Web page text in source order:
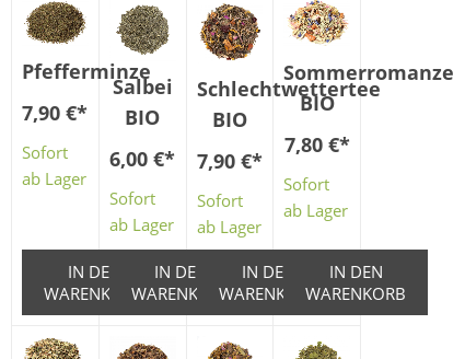
Pfefferminze
7,90 €*
Sofort
ab Lager
IN DEN
WARENKORB
Salbei
BIO
6,00 €*
Sofort
ab Lager
IN DEN
WARENKORB
Schlechtwettertee
BIO
7,90 €*
Sofort
ab Lager
IN DEN
WARENKORB
Sommerromanze
BIO
7,80 €*
Sofort
ab Lager
IN DEN
WARENKORB